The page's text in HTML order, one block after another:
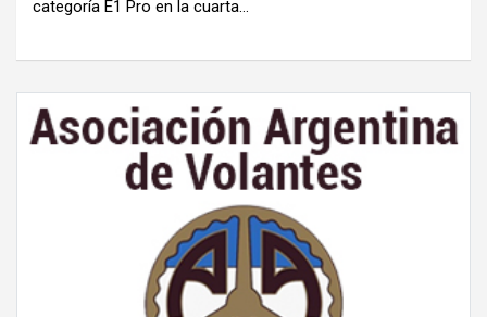
categoría E1 Pro en la cuarta…